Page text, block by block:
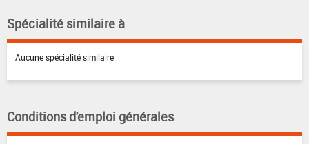
Spécialité similaire à
Aucune spécialité similaire
Conditions d'emploi générales